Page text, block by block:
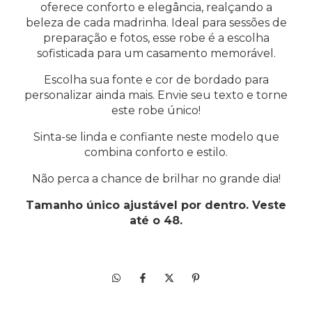
oferece conforto e elegância, realçando a
beleza de cada madrinha. Ideal para sessões de
preparação e fotos, esse robe é a escolha
sofisticada para um casamento memorável.
Escolha sua fonte e cor de bordado para
personalizar ainda mais. Envie seu texto e torne
este robe único!
Sinta-se linda e confiante neste modelo que
combina conforto e estilo.
Não perca a chance de brilhar no grande dia!
Tamanho único ajustável por dentro. Veste
até o 48.